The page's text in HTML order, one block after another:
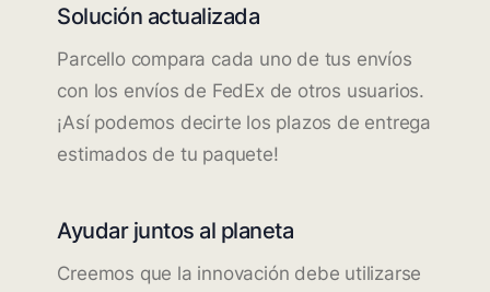
Solución actualizada
Parcello compara cada uno de tus envíos
con los envíos de FedEx de otros usuarios.
¡Así podemos decirte los plazos de entrega
estimados de tu paquete!
Ayudar juntos al planeta
Creemos que la innovación debe utilizarse